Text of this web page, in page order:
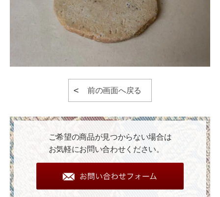
前の画面へ戻る
ご希望の商品が見つからない場合は
お気軽にお問い合わせください。